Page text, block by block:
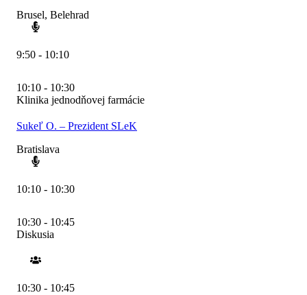
Brusel, Belehrad
9:50 - 10:10
10:10 - 10:30
Klinika jednodňovej farmácie
Sukeľ O. – Prezident SLeK
Bratislava
10:10 - 10:30
10:30 - 10:45
Diskusia
10:30 - 10:45